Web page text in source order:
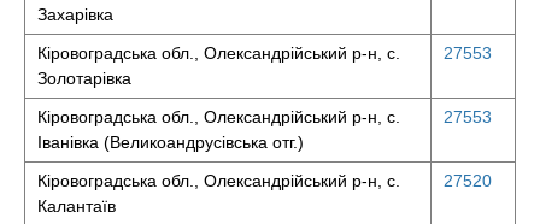
Захарівка
Кіровоградська обл., Олександрійський р-н, с.
Золотарівка
27553
Кіровоградська обл., Олександрійський р-н, с.
Іванівка (Великоандрусівська отг.)
27553
Кіровоградська обл., Олександрійський р-н, с.
Калантаїв
27520